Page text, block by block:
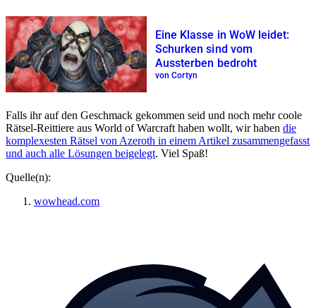
Eine Klasse in WoW leidet:
Schurken sind vom
Aussterben bedroht
von Cortyn
Falls ihr auf den Geschmack gekommen seid und noch mehr coole
Rätsel-Reittiere aus World of Warcraft haben wollt, wir haben die
komplexesten Rätsel von Azeroth in einem Artikel zusammengefasst
und auch alle Lösungen beigelegt. Viel Spaß!
Quelle(n):
wowhead.com